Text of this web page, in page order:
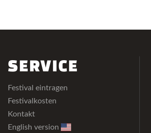
SERVICE
Festival eintragen
Festivalkosten
Kontakt
English version